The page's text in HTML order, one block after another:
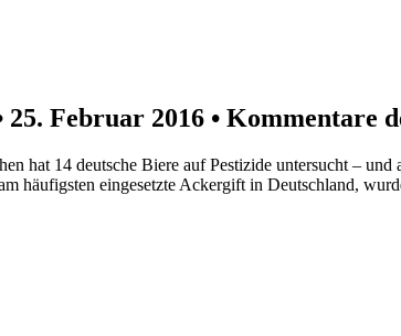
25. Februar 2016 • Kommentare
hat 14 deutsche Biere auf Pestizide untersucht –
häufigsten eingesetzte Ackergift in Deutschland,